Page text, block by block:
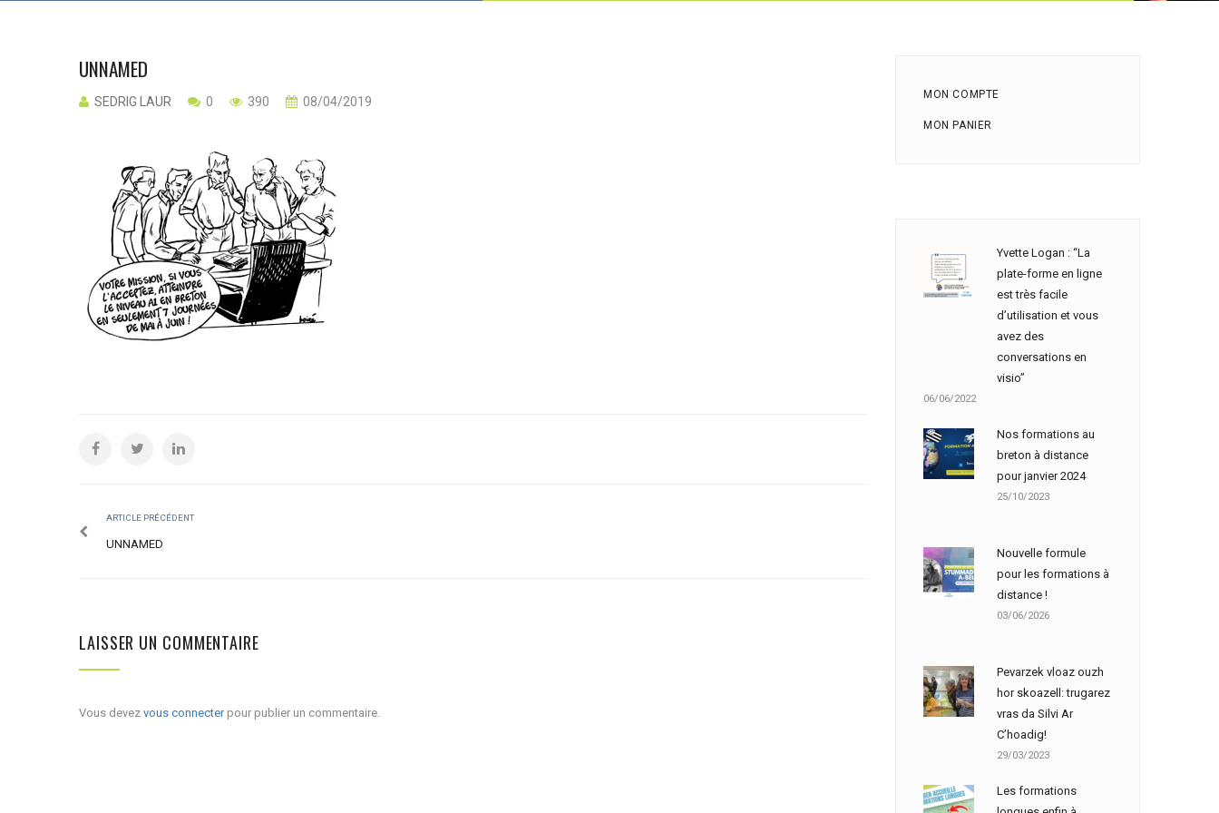
UNNAMED
SEDRIG LAUR 0 390 08/04/2019
ARTICLE PRÉCÉDENT
UNNAMED
LAISSER UN COMMENTAIRE
Vous devez vous connecterpour publier un commentaire.
MON COMPTE
MON PANIER
Yvette Logan : “La
plate-forme en ligne
est très facile
d’utilisation et vous
avez des
conversations en
visio”
06/06/2022
Nos formations au
breton à distance
pour janvier 2024
25/10/2023
Nouvelle formule
pour les formations à
distance !
03/06/2026
Pevarzek vloaz ouzh
hor skoazell: trugarez
vras da Silvi Ar
C’hoadig!
29/03/2023
Les formations